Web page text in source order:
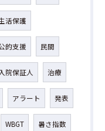
活保護
的支援 民間
入院保証人 治療
アラート 発表
WBGT 暑さ指数